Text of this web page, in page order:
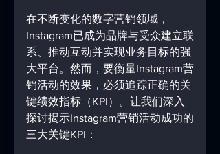
在不断变化的数字营销领域，
Instagram已成为品牌与受众建立联
系、推动互动并实现业务目标的强
大平台。然而，要衡量Instagram营
销活动的效果，必须追踪正确的关
键绩效指标（KPI）。让我们深入
探讨揭示Instagram营销活动成功的
三大关键KPI：